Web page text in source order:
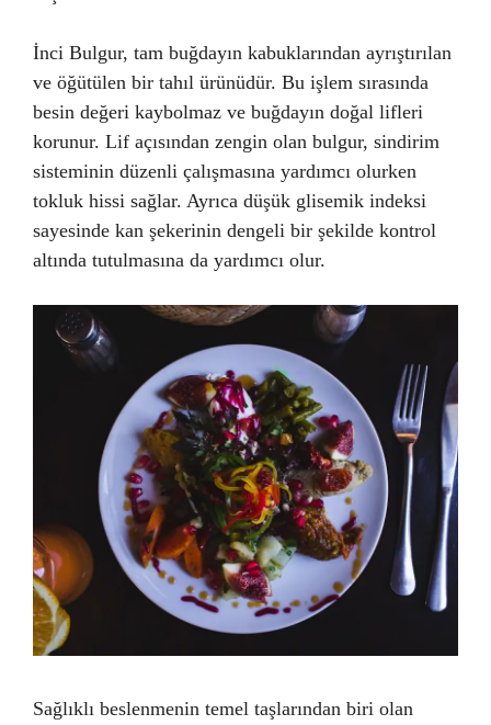
İnci Bulgur, tam buğdayın kabuklarından ayrıştırılan
ve öğütülen bir tahıl ürünüdür. Bu işlem sırasında
besin değeri kaybolmaz ve buğdayın doğal lifleri
korunur. Lif açısından zengin olan bulgur, sindirim
sisteminin düzenli çalışmasına yardımcı olurken
tokluk hissi sağlar. Ayrıca düşük glisemik indeksi
sayesinde kan şekerinin dengeli bir şekilde kontrol
altında tutulmasına da yardımcı olur.
Sağlıklı beslenmenin temel taşlarından biri olan